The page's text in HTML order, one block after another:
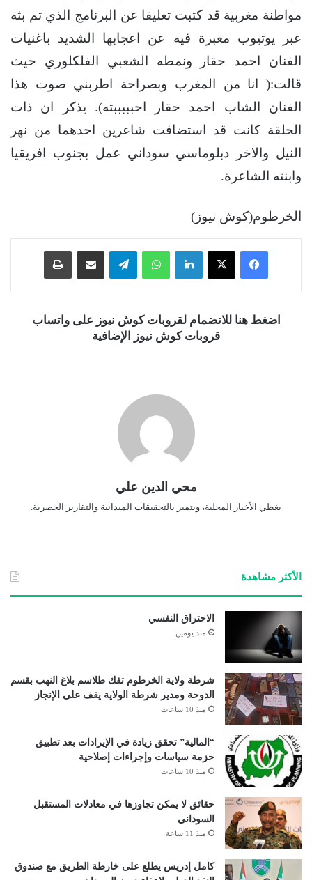
مواطنة مغربية قد كتبت تعليقا عن البرنامج الذي تم بثه
عبر يوتيوب معبرة فيه عن اعجابها الشديد باغنيات
الفنان احمد حقار ونمطه الشعبي الفلكلوري حيث
قالت:( انا من المغرب وبصراحة اطربني صوت هذا
الفنان الشاب احمد حقار احبببببته). يذكر ان ذات
الحلقة كانت قد استضافت شاعرين احدهما من نهر
النيل والاخر دبلوماسي سوداني عمل بجنوب افريقيا
وابنته الشاعرة.
الخرطوم(كوش نيوز)
فيسبوك ‫X لينكدإن واتساب تيلقرام
اضغط هنا للانضمام لقروبات كوش نيوز على واتساب
قروبات كوش نيوز الإضافية
محي الدين علي
يغطي الأخبار المحلية، ويتميز بالتحقيقات الميدانية والتقارير الحصرية.
الأكثر مشاهدة
الاحتراق النفسي
منذ يومين
شرطة ولاية الخرطوم تفك طلاسم بلاغ النهب بقسم
الدوحة ومدير شرطة الولاية يقف على الإنجاز
منذ 10 ساعات
“المالية” تحقق زيادة في الإيرادات بعد تطبيق
حزمة سياسات وإجراءات إصلاحية
منذ 10 ساعات
حقائق لا يمكن تجاوزها في معادلات المستقبل
السوداني
منذ 11 ساعة
كامل إدريس يطلع على خارطة الطريق مع صندوق